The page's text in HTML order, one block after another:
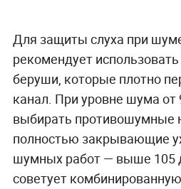
Для защиты слуха при
рекомендует
беруши, которые плотно
канал. При уровне шума
выбирать противошумные
полностью закрывающие
шумных работ — выше 105
советует